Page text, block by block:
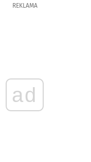
REKLAMA
ad